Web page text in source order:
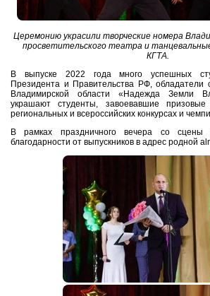
Церемонию украсили творческие номера
просветительского театра и
КГТА.
В выпуске 2022 года много успешных
Президента и Правительства РФ, обладатели
Владимирской области «Надежда Земли
украшают студенты, завоевавшие
региональных и всероссийских конкурсах и
В рамках праздничного вечера со сцены
благодарности от выпускников в адрес родной